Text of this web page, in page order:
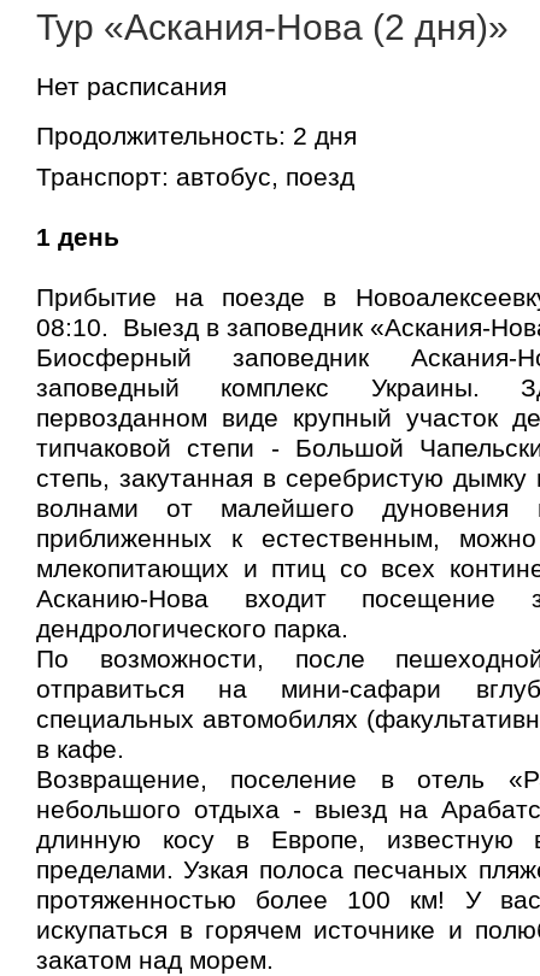
Тур «Аскания-Нова (2 дня)»
Нет расписания
Продолжительность: 2 дня
Транспорт: автобус, поезд
1 день
Прибытие на поезде в
08:10. Выезд в заповедник «Аскания-
Биосферный заповедник
заповедный комплекс Украины.
первозданном виде крупный участок
типчаковой степи - Большой
степь, закутанная в серебристую дымку
волнами от малейшего дуновения
приближенных к естественным,
млекопитающих и птиц со всех
Асканию-Нова входит посещение
дендрологического парка.
По возможности, после
отправиться на мини-сафари
специальных автомобилях
в кафе.
Возвращение, поселение в отель
небольшого отдыха - выезд на
длинную косу в Европе,
пределами. Узкая полоса песчаных
протяженностью более 100 км! У
искупаться в горячем источнике и
закатом над морем.